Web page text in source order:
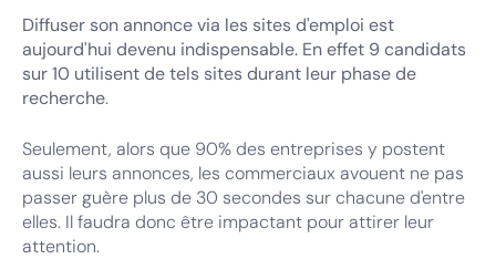
Diffuser son annonce via les sites d'emploi est
aujourd'hui devenu indispensable. En effet 9 candidats
sur 10 utilisent de tels sites durant leur phase de
recherche.
Seulement, alors que 90% des entreprises y postent
aussi leurs annonces, les commerciaux avouent ne pas
passer guère plus de 30 secondes sur chacune d'entre
elles. Il faudra donc être impactant pour attirer leur
attention.